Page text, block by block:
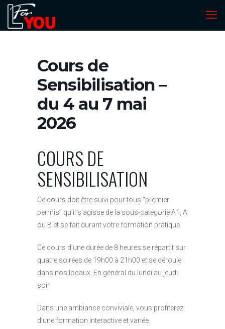
Cours de
Sensibilisation –
du 4 au 7 mai
2026
COURS DE
SENSIBILISATION
Ce cours doit être suivi pour tous “premier
permis” qu’il s’agisse de la sous-catégorie A1, A
ou B et se fait durant votre formation pratique.
Ce cours d’une durée de 8 heures se répartit sur
quatre soirées de 19h00 à 21h00 et se déroule
dans nos locaux. En général du lundi au jeudi
soir.
Dans une ambiance conviviale, vous profiterez
d’une formation interactive et variée.